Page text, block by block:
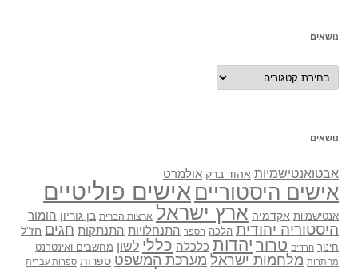
נושאים
נושאים
נושאים
אבטואנטישמיות אהוד ברק אולמרט
אישים היסטוריים אישים פוליטיים
אנטישמיות אקדמיה ארץ ישראל ארצות הברית בן גוריון הומור
היסטוריה יהודית הלכה הספר התנחלויות התנתקות חגים חז"ל
חינוך חרדים טרור יהדות כלכלה כללי לשון מחשבים ואינטרנט
מחתרות מלחמות ישראל מערכת המשפט ספרות ספרות עברית